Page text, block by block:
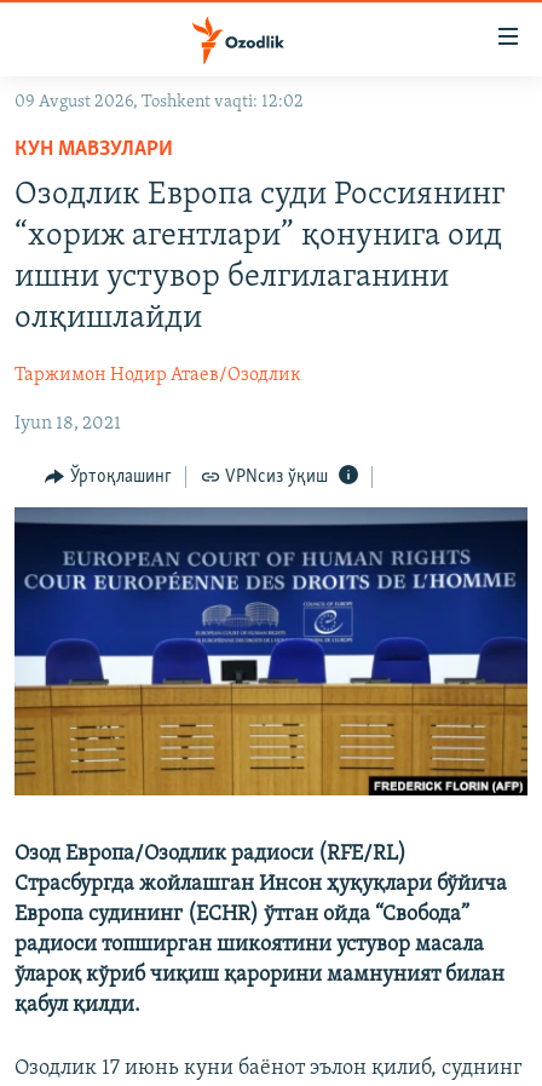
Асосий
навигацияга
ўтинг
Қидиришга
ўтинг
OZODARXIV
На русском
Озодлик бошқа тилларда
09 Avgust 2026, Toshkent vaqti: 12:02
КУН МАВЗУЛАРИ
Озодлик Европа суди Россиянинг
“хориж агентлари” қонунига оид
ишни устувор белгилаганини
олқишлайди
Таржимон Нодир Атаев/Озодлик
Iyun 18, 2021
Ўртоқлашинг VPNсиз ўқиш
Озод Европа/Озодлик радиоси (RFE/RL)
Страсбургда жойлашган Инсон ҳуқуқлари бўйича
Европа судининг (ECHR) ўтган ойда “Свобода”
радиоси топширган шикоятини устувор масала
ўлароқ кўриб чиқиш қарорини мамнуният билан
қабул қилди.
Озодлик 17 июнь куни баёнот эълон қилиб, суднинг